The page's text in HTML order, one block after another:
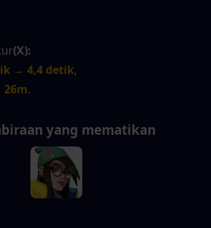
(X):
→ 4,4 detik,
.
yang mematikan